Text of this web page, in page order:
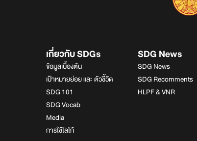
เกี่ยวกับ SDGs
ข้อมูลเบื้องต้น
เป้าหมายย่อย และ ตัวชี้วัด
SDG 101
SDG Vocab
Media
การใช้โลโก้
SDG News
SDG News
SDG Recomments
HLPF & VNR